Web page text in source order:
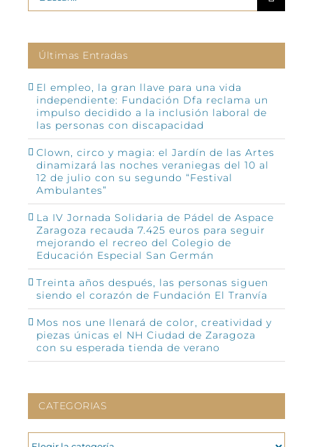
Últimas Entradas
El empleo, la gran llave para una vida
independiente: Fundación Dfa reclama un
impulso decidido a la inclusión laboral de
las personas con discapacidad
Clown, circo y magia: el Jardín de las Artes
dinamizará las noches veraniegas del 10 al
12 de julio con su segundo “Festival
Ambulantes”
La IV Jornada Solidaria de Pádel de Aspace
Zaragoza recauda 7.425 euros para seguir
mejorando el recreo del Colegio de
Educación Especial San Germán
Treinta años después, las personas siguen
siendo el corazón de Fundación El Tranvía
Mos nos une llenará de color, creatividad y
piezas únicas el NH Ciudad de Zaragoza
con su esperada tienda de verano
CATEGORIAS
CATEGORIAS